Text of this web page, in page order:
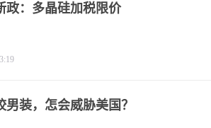
政：多晶硅加税限价
男装，怎会威胁美国？